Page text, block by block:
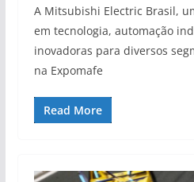
A Mitsubishi Electric Brasil,
em tecnologia, automação
inovadoras para diversos
na Expomafe
Read More